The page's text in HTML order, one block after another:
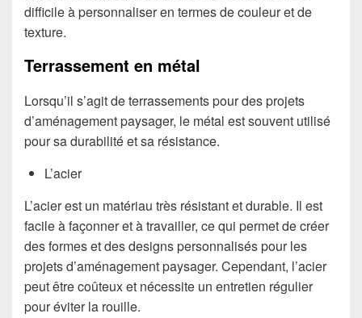
difficile à personnaliser en termes de couleur et de
texture.
Terrassement en métal
Lorsqu’il s’agit de terrassements pour des projets
d’aménagement paysager, le métal est souvent utilisé
pour sa durabilité et sa résistance.
L’acier
L’acier est un matériau très résistant et durable. Il est
facile à façonner et à travailler, ce qui permet de créer
des formes et des designs personnalisés pour les
projets d’aménagement paysager. Cependant, l’acier
peut être coûteux et nécessite un entretien régulier
pour éviter la rouille.